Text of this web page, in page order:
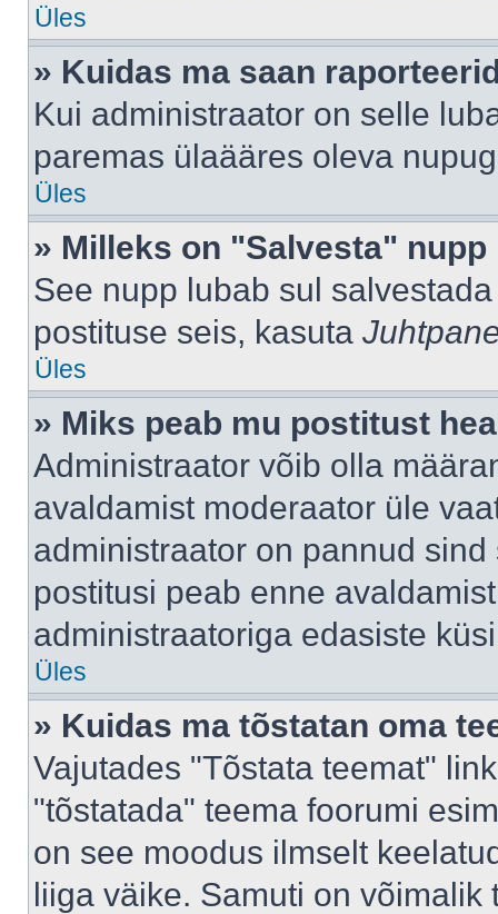
Üles
» Kuidas ma saan
Kui administraator on selle
paremas ülaääres oleva
Üles
» Milleks on "Salvesta"
See nupp lubab sul
postituse seis, kasuta
Üles
» Miks peab mu postitust
Administraator võib olla
avaldamist moderaator üle
administraator on pannud
postitusi peab enne
administraatoriga edasiste
Üles
» Kuidas ma tõstatan oma
Vajutades "Tõstata teemat"
"tõstatada" teema foorumi
on see moodus ilmselt
liiga väike. Samuti on